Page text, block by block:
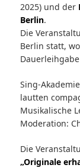
2025) und der
Berlin.
Die
Berlin statt,
Sing-
lautten
Musikalische
Moderation:
Die
„Originale